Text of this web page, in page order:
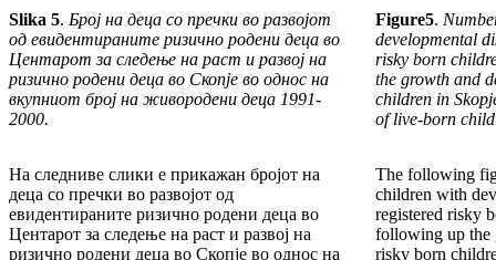
Slika 5. Број на деца со пречки во развојот
од евидентираните ризично родени деца во
Центарот за следење на раст и развој на
ризично родени деца во Скопје во однос на
вкупниот број на живородени деца 1991-
2000.
Figure5.
developmental
risky born
the growth and
children in
of live-born
На следниве слики е прикажан бројот на
деца со пречки во развојот од
евидентираните ризично родени деца во
Центарот за следење на раст и развој на
ризично родени деца во Скопје во однос на
The following
children with
registered risky
following up the
risky born